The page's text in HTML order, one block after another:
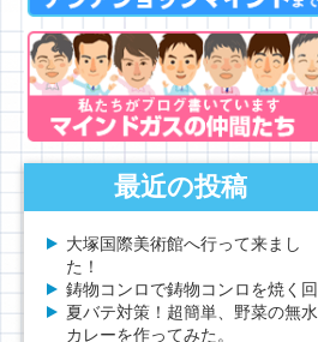
最近の投稿
大塚国際美術館へ行って来まし
た！
鋳物コンロで鋳物コンロを焼く回
夏バテ対策！超簡単、野菜の無水
カレーを作ってみた。